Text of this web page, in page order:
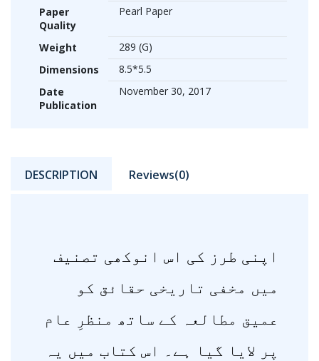
Paper
Quality
Pearl Paper
Weight
289 (G)
Dimensions
8.5*5.5
Date
Publication
November 30, 2017
DESCRIPTION Reviews(0)
اپنی طرز کی اس انوکھی تصنیف
میں مخفی تاریخی حقائق کو
عمیق مطالعہ کے ساتھ منظرِ عام
پر لایا گیا ہے۔ اس کتاب میں یہ